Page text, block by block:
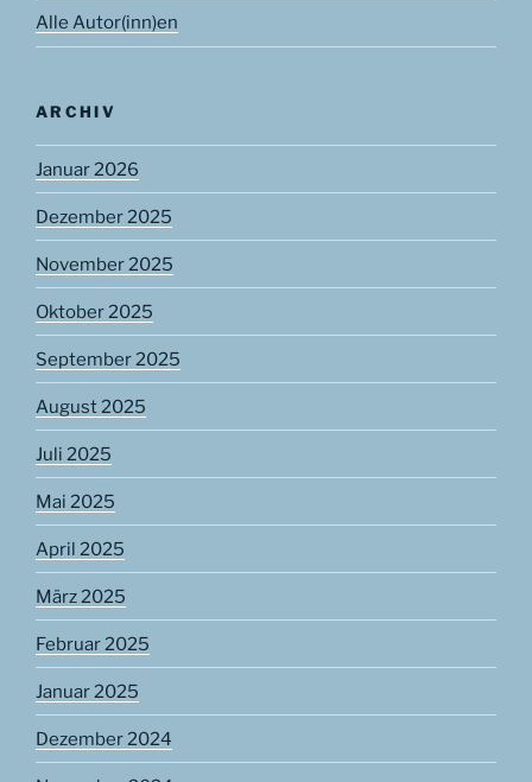
Alle Autor(inn)en
ARCHIV
Januar 2026
Dezember 2025
November 2025
Oktober 2025
September 2025
August 2025
Juli 2025
Mai 2025
April 2025
März 2025
Februar 2025
Januar 2025
Dezember 2024